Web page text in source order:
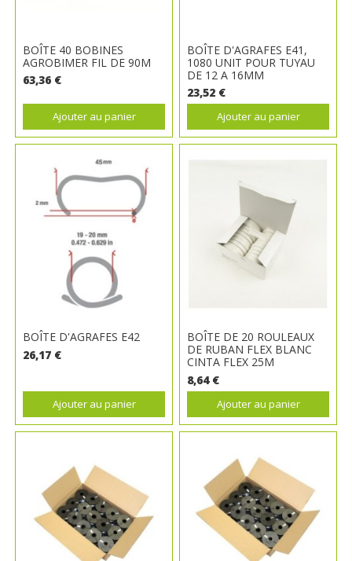
BOÎTE 40 BOBINES
AGROBIMER FIL DE 90M
63,36 €
Ajouter au panier
BOÎTE D'AGRAFES E41,
1080 UNIT POUR TUYAU
DE 12 A 16MM
23,52 €
Ajouter au panier
BOÎTE D'AGRAFES E42
26,17 €
Ajouter au panier
BOÎTE DE 20 ROULEAUX
DE RUBAN FLEX BLANC
CINTA FLEX 25M
8,64 €
Ajouter au panier